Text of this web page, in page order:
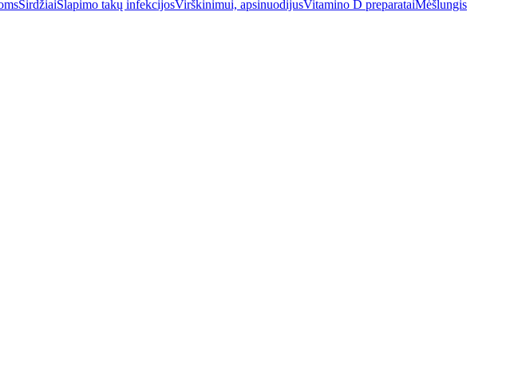
ŠirdžiaiŠlapimo takų infekcijosVirškinimui, apsinuodijusVitamino D preparataiMėšlungis